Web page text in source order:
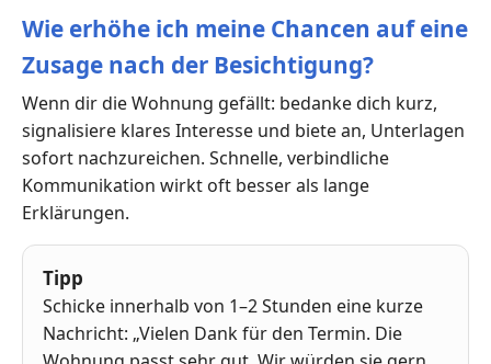
Wie erhöhe ich meine Chancen auf eine
Zusage nach der Besichtigung?
Wenn dir die Wohnung gefällt: bedanke dich kurz,
signalisiere klares Interesse und biete an, Unterlagen
sofort nachzureichen. Schnelle, verbindliche
Kommunikation wirkt oft besser als lange
Erklärungen.
Tipp
Schicke innerhalb von 1–2 Stunden eine kurze
Nachricht: „Vielen Dank für den Termin. Die